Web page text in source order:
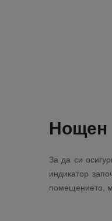
Нощен
За да си
индикатор
помещението,